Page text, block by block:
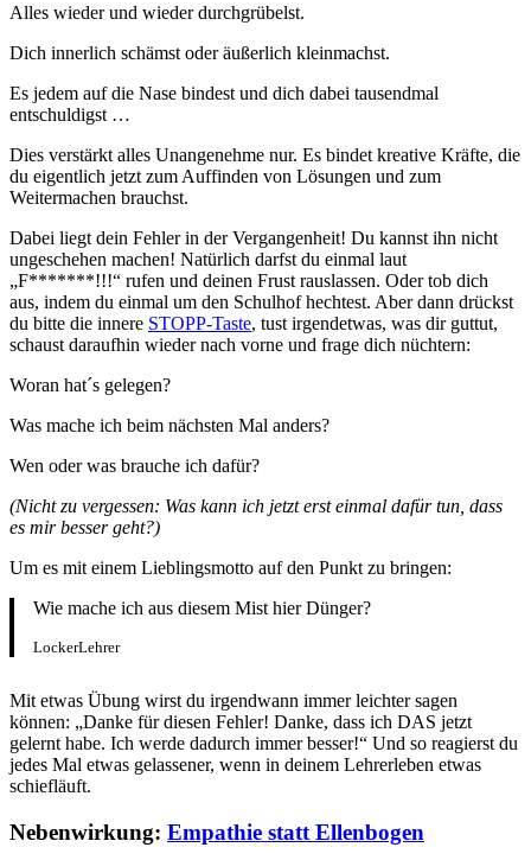
Alles wieder und wieder durchgrübelst.
Dich innerlich schämst oder äußerlich kleinmachst.
Es jedem auf die Nase bindest und dich dabei tausendmal
entschuldigst …
Dies verstärkt alles Unangenehme nur. Es bindet kreative Kräfte, die
du eigentlich jetzt zum Auffinden von Lösungen und zum
Weitermachen brauchst.
Dabei liegt dein Fehler in der Vergangenheit! Du kannst ihn nicht
ungeschehen machen! Natürlich darfst du einmal laut
„F*******!!!“ rufen und deinen Frust rauslassen. Oder tob dich
aus, indem du einmal um den Schulhof hechtest. Aber dann drückst
du bitte die innere STOPP-Taste, tust irgendetwas, was dir guttut,
schaust daraufhin wieder nach vorne und frage dich nüchtern:
Woran hat´s gelegen?
Was mache ich beim nächsten Mal anders?
Wen oder was brauche ich dafür?
(Nicht zu vergessen: Was kann ich jetzt erst einmal dafür tun, dass
es mir besser geht?)
Um es mit einem Lieblingsmotto auf den Punkt zu bringen:
Wie mache ich aus diesem Mist hier Dünger?
LockerLehrer
Mit etwas Übung wirst du irgendwann immer leichter sagen
können: „Danke für diesen Fehler! Danke, dass ich DAS jetzt
gelernt habe. Ich werde dadurch immer besser!“ Und so reagierst du
jedes Mal etwas gelassener, wenn in deinem Lehrerleben etwas
schiefläuft.
Nebenwirkung: Empathie statt Ellenbogen